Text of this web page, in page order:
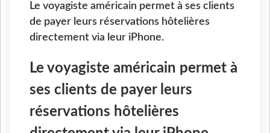
Le voyagiste américain permet à ses clients
de payer leurs réservations hôtelières
directement via leur iPhone.
Le voyagiste américain permet à
ses clients de payer leurs
réservations hôtelières